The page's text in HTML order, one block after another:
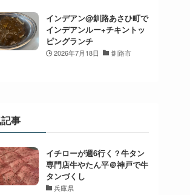
インデアン@釧路あさひ町で
インデアンルー+チキントッ
ピングランチ
2026年7月18日 釧路市
事
イチローが週6行く？牛タン
専門店牛やたん平＠神戸で牛
タンづくし
兵庫県